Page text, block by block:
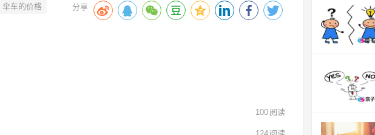
伞车的价格
100 阅读